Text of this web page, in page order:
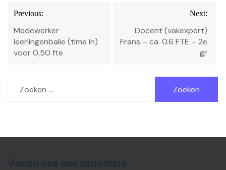
Bericht
navigatie
Previous:
Medewerker
leerlingenbalie (time in)
voor 0,50 fte
Next:
Docent (vakexpert)
Frans – ca. 0.6 FTE – 2e
gr
naar: